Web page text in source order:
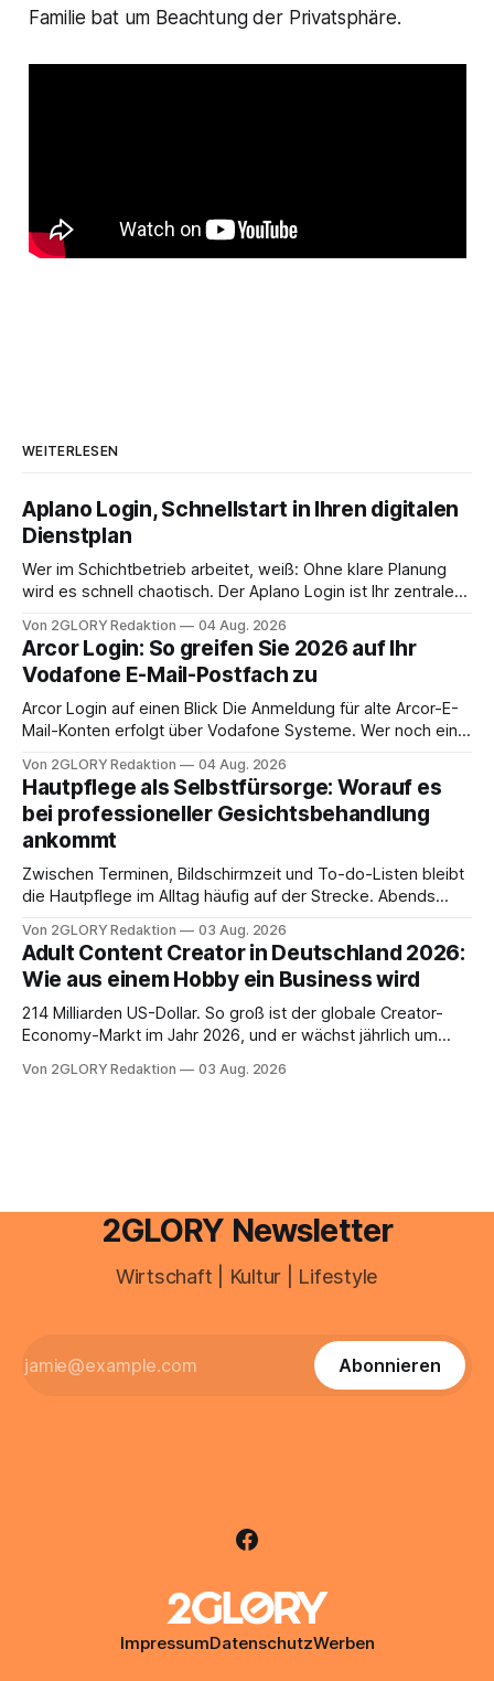
Familie bat um Beachtung der Privatsphäre.
WEITERLESEN
Aplano Login, Schnellstart in Ihren digitalen
Dienstplan
Wer im Schichtbetrieb arbeitet, weiß: Ohne klare Planung
wird es schnell chaotisch. Der Aplano Login ist Ihr zentraler
abwesenheiten und die gesamte kommunikation rund um
Ihr personal digital zu organisieren. In diesem Leitfaden
erfahren Sie alles, was Sie für einen reibungslosen Einstieg
brauchen, von der Registrierung
Von 2GLORY Redaktion 04 Aug. 2026
Arcor Login: So greifen Sie 2026 auf Ihr
Vodafone E-Mail-Postfach zu
Arcor Login auf einen Blick Die Anmeldung für alte Arcor-E-
Mail-Konten erfolgt über Vodafone Systeme. Wer noch eine
besitzt, loggt sich heute über das Vodafone E-Mail & Cloud
Portal ein. Der klassische Arcor Login über mail.
Von 2GLORY Redaktion 04 Aug. 2026
Hautpflege als Selbstfürsorge: Worauf es
bei professioneller Gesichtsbehandlung
ankommt
Zwischen Terminen, Bildschirmzeit und To-do-Listen bleibt
die Hautpflege im Alltag häufig auf der Strecke. Abends
Drogerie – mehr ist zeitlich oft nicht drin. Dabei reagiert die
Haut empfindlich auf Stress, Schlafmangel und
Umwelteinflüsse: Sie wirkt müde, spannt oder neigt zu
Unreinheiten. Professionelle
Von 2GLORY Redaktion 03 Aug. 2026
Adult Content Creator in Deutschland 2026:
Wie aus einem Hobby ein Business wird
214 Milliarden US-Dollar. So groß ist der globale Creator-
Economy-Markt im Jahr 2026, und er wächst jährlich um
ist längst ein ernstzunehmender Wirtschaftszweig. Weltweit
Von 2GLORY Redaktion 03 Aug. 2026
2GLORY Newsletter
Wirtschaft | Kultur | Lifestyle
Abonnieren
ImpressumDatenschutzWerben